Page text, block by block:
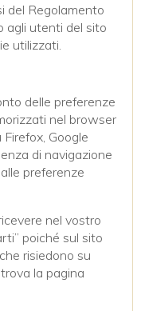
del Regolamento
agli utenti del sito
utilizzati.
delle preferenze
nel browser
Google
di navigazione
preferenze
nel vostro
poiché sul sito
risiedono su
la pagina